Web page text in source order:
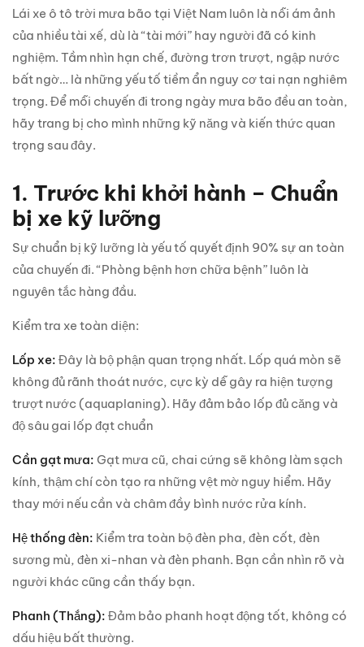
Lái xe ô tô trời mưa bão tại Việt Nam luôn là nỗi ám ảnh
của nhiều tài xế, dù là “tài mới” hay người đã có kinh
nghiệm. Tầm nhìn hạn chế, đường trơn trượt, ngập nước
bất ngờ… là những yếu tố tiềm ẩn nguy cơ tai nạn nghiêm
trọng. Để mỗi chuyến đi trong ngày mưa bão đều an toàn,
hãy trang bị cho mình những kỹ năng và kiến thức quan
trọng sau đây.
1. Trước khi khởi hành – Chuẩn
bị xe kỹ lưỡng
Sự chuẩn bị kỹ lưỡng là yếu tố quyết định 90% sự an toàn
của chuyến đi. “Phòng bệnh hơn chữa bệnh” luôn là
nguyên tắc hàng đầu.
Kiểm tra xe toàn diện:
Lốp xe: Đây là bộ phận quan trọng nhất. Lốp quá mòn sẽ
không đủ rãnh thoát nước, cực kỳ dễ gây ra hiện tượng
trượt nước (aquaplaning). Hãy đảm bảo lốp đủ căng và
độ sâu gai lốp đạt chuẩn
Cần gạt mưa: Gạt mưa cũ, chai cứng sẽ không làm sạch
kính, thậm chí còn tạo ra những vệt mờ nguy hiểm. Hãy
thay mới nếu cần và châm đầy bình nước rửa kính.
Hệ thống đèn: Kiểm tra toàn bộ đèn pha, đèn cốt, đèn
sương mù, đèn xi-nhan và đèn phanh. Bạn cần nhìn rõ và
người khác cũng cần thấy bạn.
Phanh (Thắng): Đảm bảo phanh hoạt động tốt, không có
dấu hiệu bất thường.